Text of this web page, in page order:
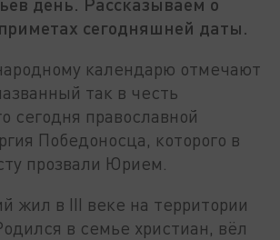
сегодняшней даты.
календарю отмечают
так в честь
сегодня православной
Победоносца, которого в
прозвали Юрием.
жил в III веке на территории
в семье христиан, вёл